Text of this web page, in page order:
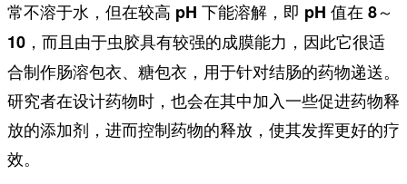
常不溶于水，但在较高 pH 下能溶解，即 pH 值在 8～
10，而且由于虫胶具有较强的成膜能力 ，因此它很适
合制作肠溶包衣、糖包衣，用于针对结肠的药物递送。
研究者在设计药物时，也会在其中加入一些促进药物释
放的添加剂，进而控制药物的释放，使其发挥更好的疗
效。